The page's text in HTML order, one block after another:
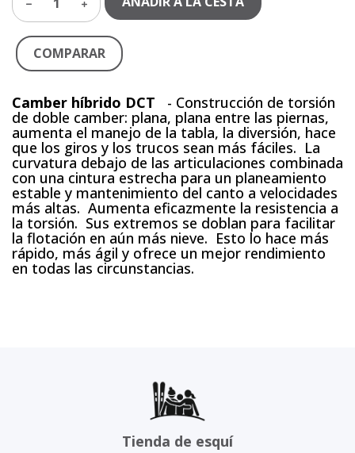
COMPARAR
Camber híbrido DCT - Construcción de torsión
de doble camber: plana, plana entre las piernas,
aumenta el manejo de la tabla, la diversión, hace
que los giros y los trucos sean más fáciles. La
curvatura debajo de las articulaciones combinada
con una cintura estrecha para un planeamiento
estable y mantenimiento del canto a velocidades
más altas. Aumenta eficazmente la resistencia a
la torsión. Sus extremos se doblan para facilitar
la flotación en aún más nieve. Esto lo hace más
rápido, más ágil y ofrece un mejor rendimiento
en todas las circunstancias.
Tienda de esquí